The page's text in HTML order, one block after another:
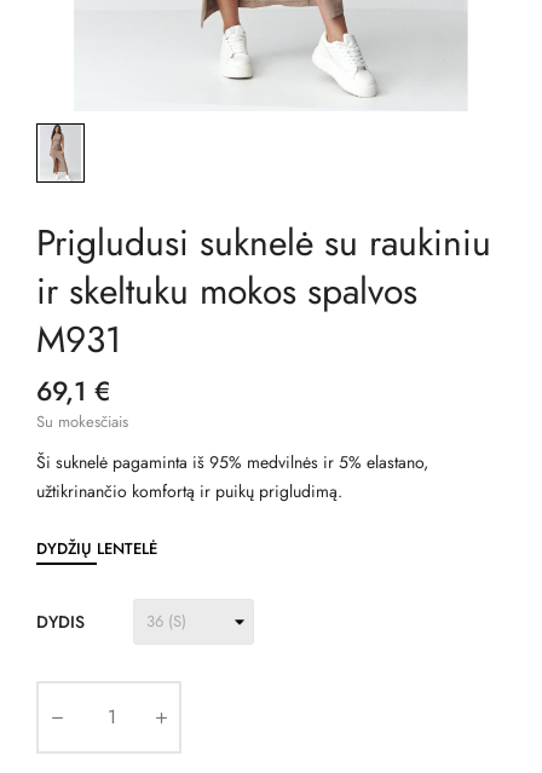
Prigludusi suknelė su raukiniu
ir skeltuku mokos spalvos
M931
69,1 €
Su mokesčiais
Ši suknelė pagaminta iš 95% medvilnės ir 5% elastano,
užtikrinančio komfortą ir puikų prigludimą.
DYDŽIŲ LENTELĖ
DYDIS